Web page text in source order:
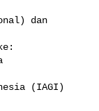
dan
(IAGI)